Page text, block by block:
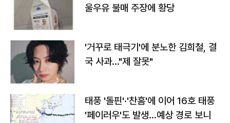
울우유 불매 주장에 황당
'거꾸로 태극기'에 분노한 김희철, 결
국 사과…"제 잘못"
태풍 '돌핀'·'찬홈'에 이어 16호 태풍
'페이러우'도 발생…예상 경로 보니